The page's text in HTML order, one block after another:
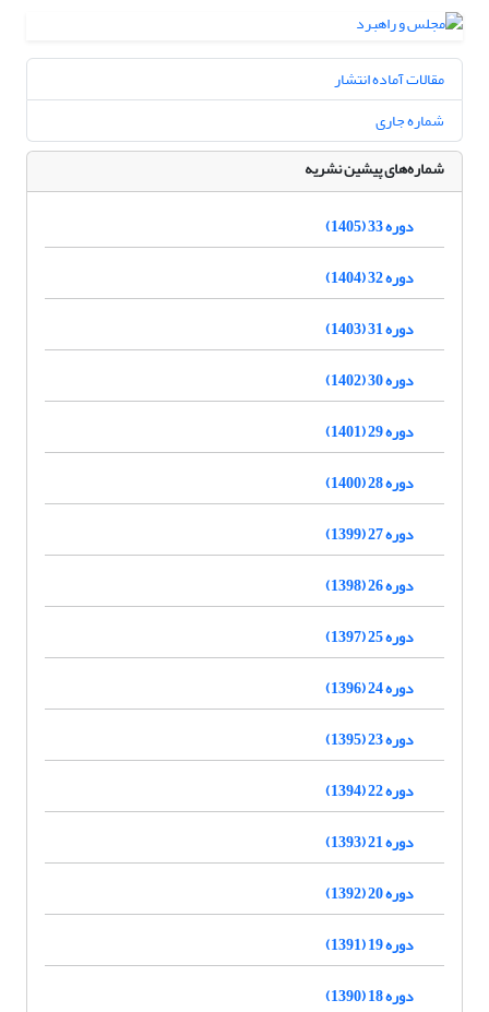
مقالات آماده انتشار
شماره جاری
شماره‌های پیشین نشریه
دوره 33 (1405)
دوره 32 (1404)
دوره 31 (1403)
دوره 30 (1402)
دوره 29 (1401)
دوره 28 (1400)
دوره 27 (1399)
دوره 26 (1398)
دوره 25 (1397)
دوره 24 (1396)
دوره 23 (1395)
دوره 22 (1394)
دوره 21 (1393)
دوره 20 (1392)
دوره 19 (1391)
دوره 18 (1390)